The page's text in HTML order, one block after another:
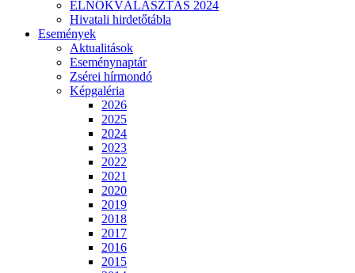
ELNÖKVÁLASZTÁS 2024
Hivatali hirdetőtábla
Események
Aktualitások
Eseménynaptár
Zsérei hírmondó
Képgaléria
2026
2025
2024
2023
2022
2021
2020
2019
2018
2017
2016
2015